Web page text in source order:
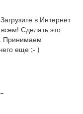
в Интернет
Сделать это
Принимаем
еще ;- )